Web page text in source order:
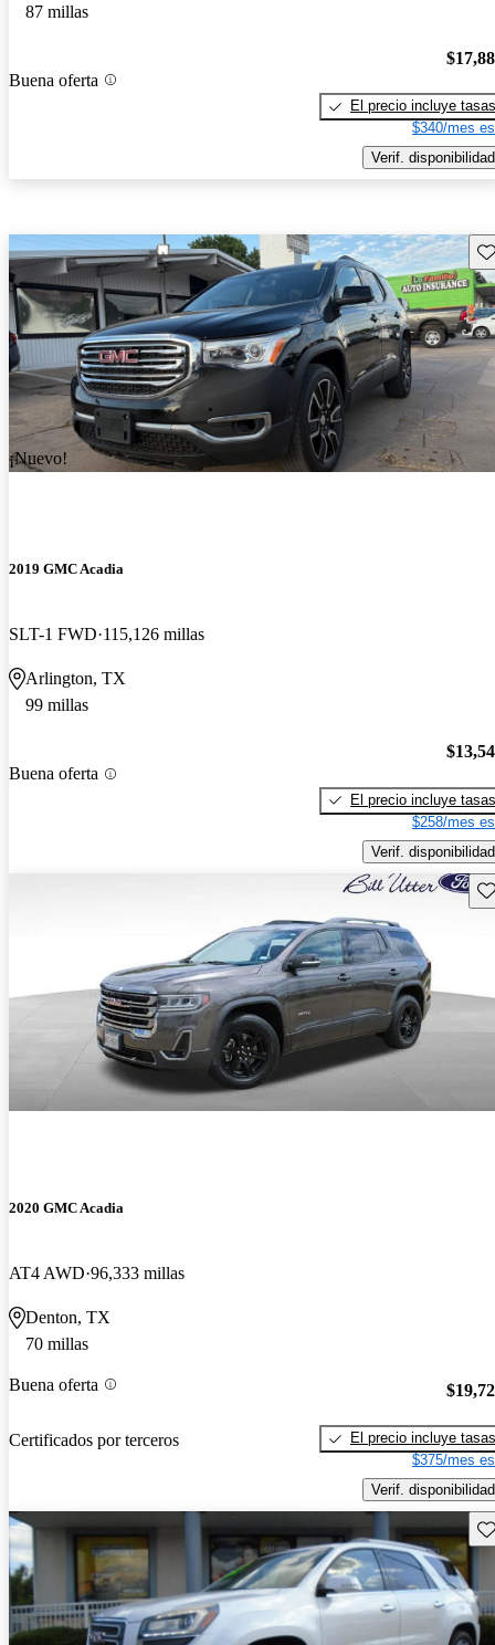
87 millas
Buena oferta
El precio incluye tasas
$340/mes
Verif. disponibilidad
¡Nuevo!
2019 GMC Acadia
SLT-1 FWD 115,126 millas
Arlington, TX
99 millas
Buena oferta
El precio incluye tasas
$258/mes
Verif. disponibilidad
2020 GMC Acadia
AT4 AWD 96,333 millas
Denton, TX
70 millas
Buena oferta
Certificados por terceros
El precio incluye tasas
$375/mes
Verif. disponibilidad